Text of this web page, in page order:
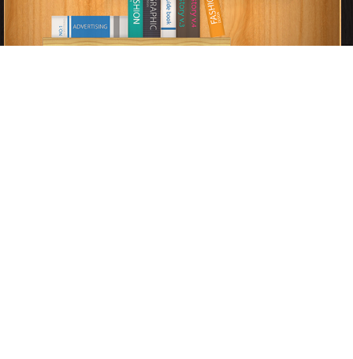
اضغط هنا وأبلغنا فوراً
برعايةموسوعة الإبداع